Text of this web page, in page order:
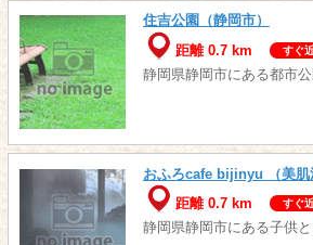
住吉公園（静岡市）
距離 0.7 km
すぐ
静岡県静岡市にある都市
おふろcafe bijinyu （美肌
距離 0.7 km
すぐ
静岡県静岡市にある子供